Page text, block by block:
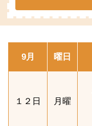
9月 曜日
１２日 月曜